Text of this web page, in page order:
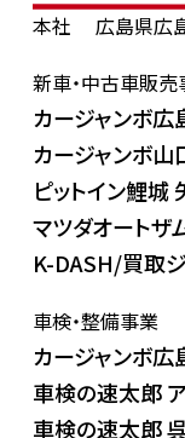
本社
広島県広
新車・中古車販売
カージャンボ広
カージャンボ山
ピットイン鯉城
マツダオートザ
K-DASH/買取
車検・整備事業
カージャンボ
車検の速太郎
車検の速太郎